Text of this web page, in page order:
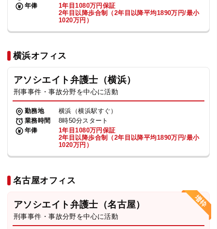
年俸
1年目1080万円保証
2年目以降歩合制（2年目以降平均1890万円/最小
1020万円）
横浜オフィス
アソシエイト弁護士（横浜）
刑事事件・事故分野を中心に活動
勤務地
横浜（横浜駅すぐ）
業務時間
8時50分スタート
年俸
1年目1080万円保証
2年目以降歩合制（2年目以降平均1890万円/最小
1020万円）
名古屋オフィス
アソシエイト弁護士（名古屋）
刑事事件・事故分野を中心に活動